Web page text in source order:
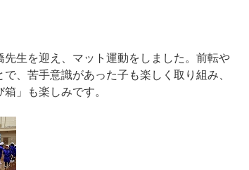
生を迎え、マット運動をしました。前転や
、苦手意識があった子も楽しく取り組み、
」も楽しみです。